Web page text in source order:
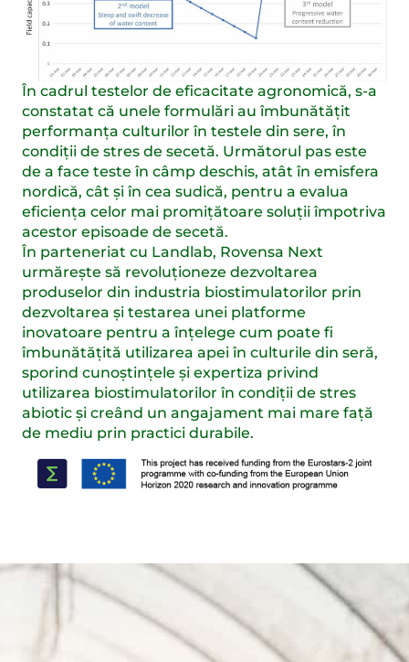
În cadrul testelor de eficacitate agronomică, s-a
constatat că unele formulări au îmbunătățit
performanța culturilor în testele din sere, în
condiții de stres de secetă. Următorul pas este
de a face teste în câmp deschis, atât în emisfera
nordică, cât și în cea sudică, pentru a evalua
eficiența celor mai promițătoare soluții împotriva
acestor episoade de secetă.
În parteneriat cu Landlab, Rovensa Next
urmărește să revoluționeze dezvoltarea
produselor din industria biostimulatorilor prin
dezvoltarea și testarea unei platforme
inovatoare pentru a înțelege cum poate fi
îmbunătățită utilizarea apei în culturile din seră,
sporind cunoștințele și expertiza privind
utilizarea biostimulatorilor în condiții de stres
abiotic și creând un angajament mai mare față
de mediu prin practici durabile.